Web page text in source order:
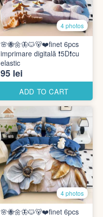
4 photos
🌸🐝🌼🦋🐱🐻❤️finet 6pcs
imprimare digitală ❗️5D❗️cu
elastic
95 lei
ADD TO CART
4 photos
🌸🐝🌼🦋🐱🐻❤️finet 6pcs